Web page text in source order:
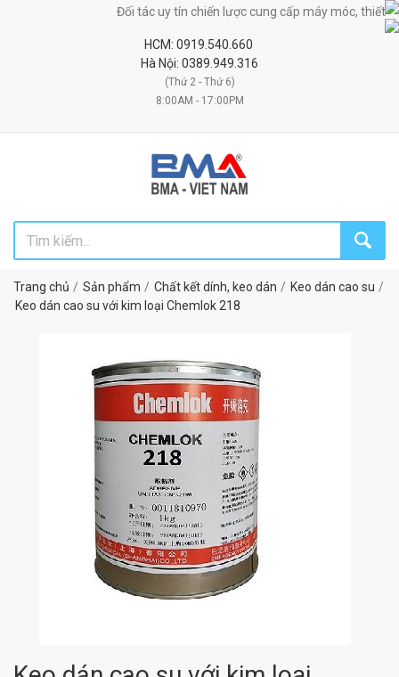
Đối tác uy tín chiến lược cung cấp máy móc, thiết bị,
HCM: 0919.540.660
Hà Nội: 0389.949.316
(Thứ 2 - Thứ 6)
8:00AM - 17:00PM
Trang chủ Sản phẩm Chất kết dính, keo dán
Keo dán cao su
Keo dán cao su với kim loại Chemlok 218